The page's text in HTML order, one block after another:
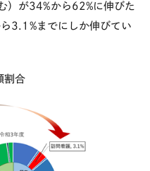
）が34%から 62%に伸びた
3.1%までにしか伸びてい
割合